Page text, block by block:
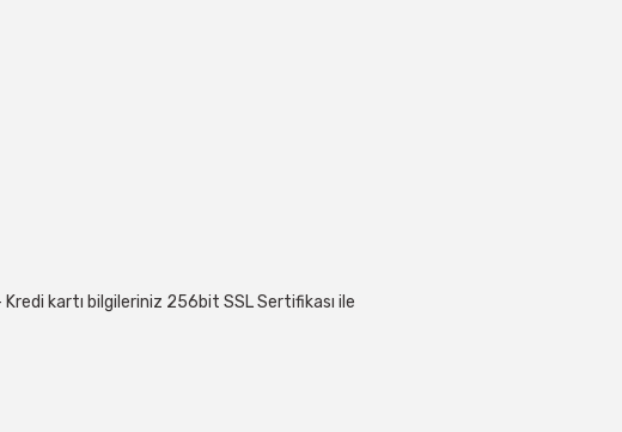
kartı bilgileriniz 256bit SSL Sertifikası ile